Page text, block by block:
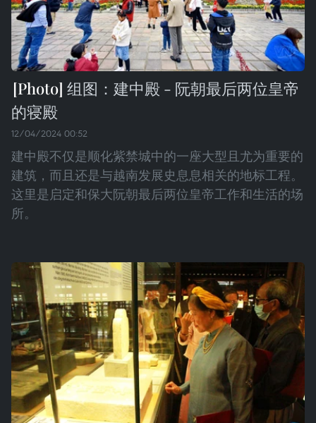
组图：建中殿 - 阮朝最后两位皇帝
的寝殿
12/04/2024 00:52
建中殿不仅是顺化紫禁城中的一座大型且尤为重要的
建筑，而且还是与越南发展史息息相关的地标工程。
这里是启定和保大阮朝最后两位皇帝工作和生活的场
所。